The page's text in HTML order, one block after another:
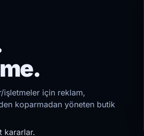
işletmeler için reklam,
koparmadan yöneten butik
kararlar.